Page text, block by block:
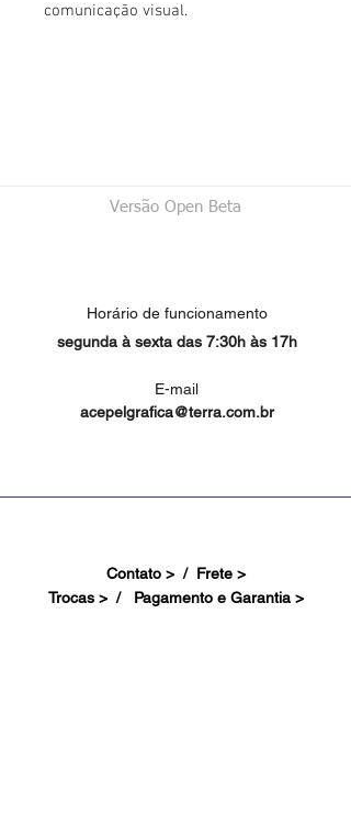
comunicação visual.
Versão Open Beta
Horário de funcionamento
segunda à sexta das 7:30h às 17h
E-mail
acepelgrafica@terra.com.br
Contato > / Frete >
Trocas > / Pagamento e Garantia >